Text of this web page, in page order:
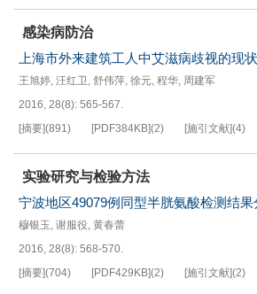
感染病防治
上海市外来建筑工人中艾滋病歧视的现
王旭婷, 汪红卫, 舒伟萍, 徐元, 程华, 周建军
2016, 28(8): 565-567.
[摘要](891) [PDF384KB](2) [施引文献](4)
实验研究与检验方法
宁波地区49079例同型半胱氨酸检测结果
穆银玉, 谢服役, 黄春蕾
2016, 28(8): 568-570.
[摘要](704) [PDF429KB](2) [施引文献](2)